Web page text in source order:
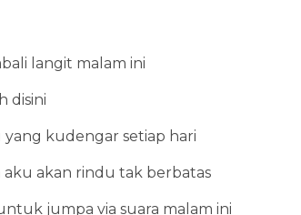
langit malam ini
disini
yang kudengar setiap hari
akan rindu tak berbatas
jumpa via suara malam ini